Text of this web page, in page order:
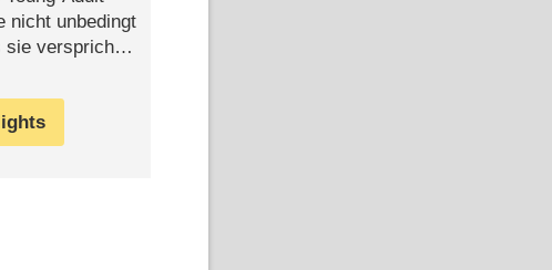
nicht unbedingt
sie verspricht –